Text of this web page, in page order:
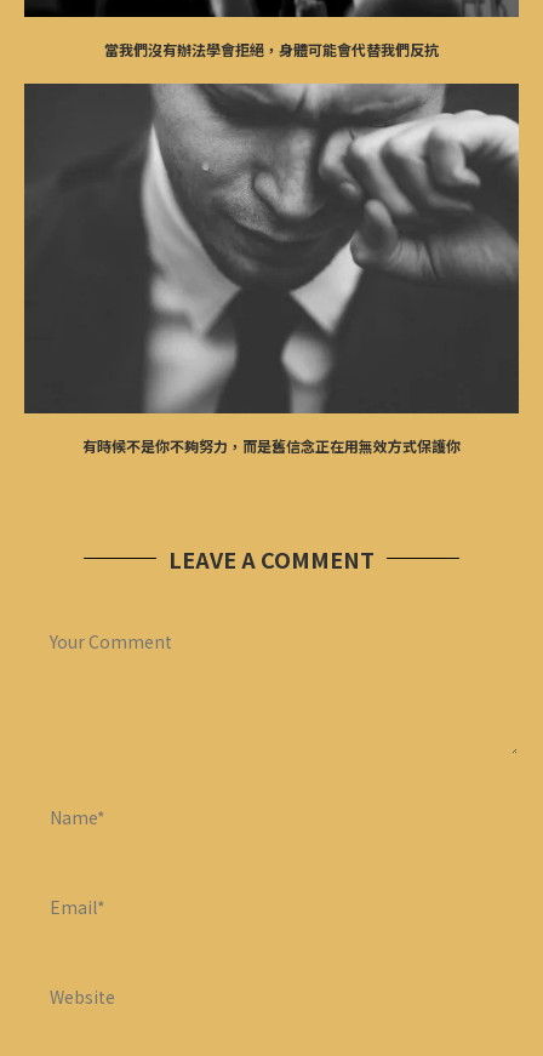
當我們沒有辦法學會拒絕，身體可能會代替我們反抗
有時候不是你不夠努力，而是舊信念正在用無效方式保護你
LEAVE A COMMENT